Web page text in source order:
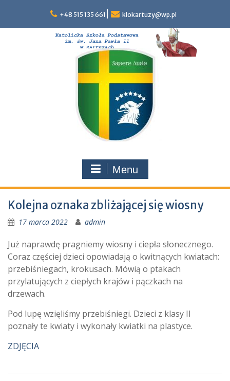
content
+48 515 135 661 klokartuzy@wp.pl
Menu
Kolejna oznaka zbliżającej się wiosny
17 marca 2022 admin
Już naprawdę pragniemy wiosny i ciepła słonecznego.
Coraz częściej dzieci opowiadają o kwitnących kwiatach:
przebiśniegach, krokusach. Mówią o ptakach
przylatujących z ciepłych krajów i pączkach na
drzewach.
Pod lupę wzięliśmy przebiśniegi. Dzieci z klasy II
poznały te kwiaty i wykonały kwiatki na plastyce.
ZDJĘCIA